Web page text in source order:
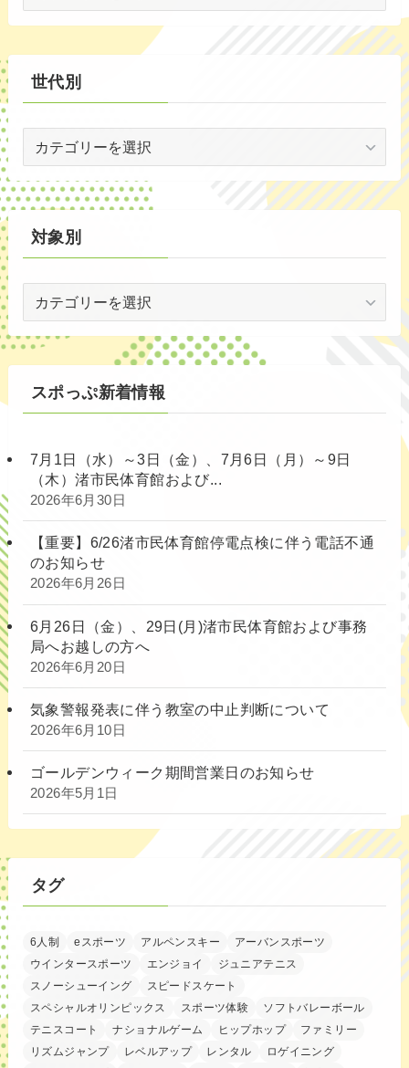
(5)
(35)
別
世代別
別
対象別
別
スポっぷ新着情報
7月1日（水）～3日（金）、7月6日（月）～9日
（木）渚市民体育館および...
2026年6月30日
【重要】6/26渚市民体育館停電点検に伴う電話不通
のお知らせ
2026年6月26日
6月26日（金）、29日(月)渚市民体育館および事務
局へお越しの方へ
2026年6月20日
気象警報発表に伴う教室の中止判断について
2026年6月10日
ゴールデンウィーク期間営業日のお知らせ
2026年5月1日
タグ
6人制 eスポーツ アルペンスキー
アーバンスポーツ
ウインタースポーツ
エンジョイ
ジュニアテニス
スノーシューイング
スピードスケート
スペシャルオリンピックス
スポーツ体験
ソフトバレーボール
テニスコート
ナショナルゲーム ヒップホップ
ファミリー
リズムジャンプ
レベルアップ レンタル
ロゲイニング